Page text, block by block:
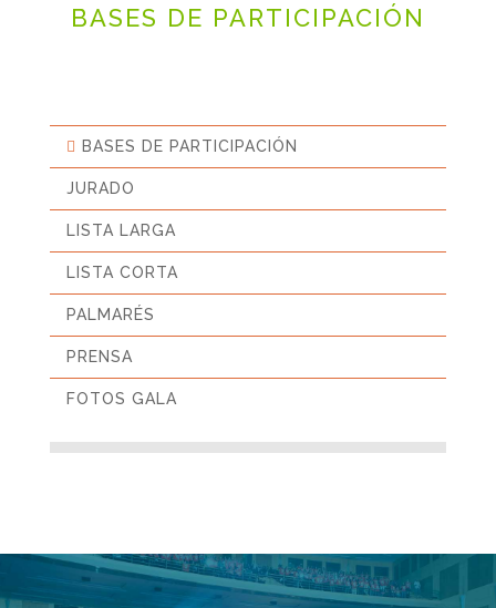
BASES DE PARTICIPACIÓN
BASES DE PARTICIPACIÓN
JURADO
LISTA LARGA
LISTA CORTA
PALMARÉS
PRENSA
FOTOS GALA